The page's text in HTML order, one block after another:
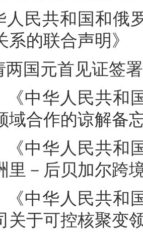
人民共和国和
系的联合声明》
两国元首见证签
《中华人民共
域合作的谅解备
《中华人民共
里－后贝加尔跨
《中华人民共
关于可控核聚变